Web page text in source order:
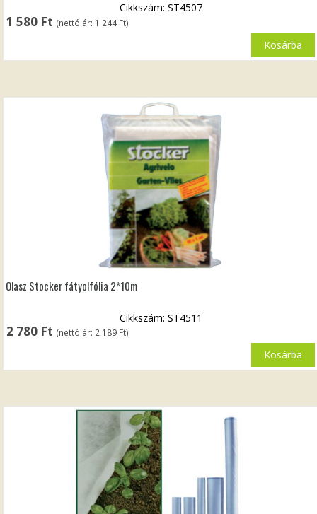
1 580 Ft (nettó ár: 1 244Ft)
Cikkszám: ST4507
Kosárba
Olasz Stocker fátyolfólia 2*10m
2 780 Ft (nettó ár: 2 189 Ft)
Cikkszám: ST4511
Kosárba